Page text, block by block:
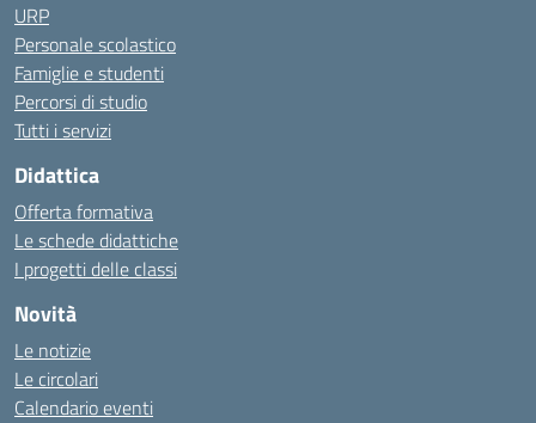
URP
Personale scolastico
Famiglie e studenti
Percorsi di studio
Tutti i servizi
Didattica
Offerta formativa
Le schede didattiche
I progetti delle classi
Novità
Le notizie
Le circolari
Calendario eventi